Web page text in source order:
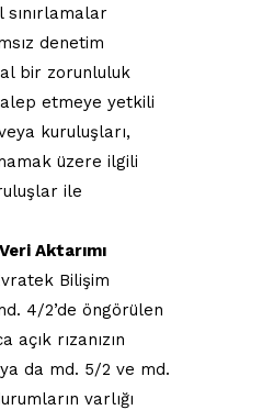
sınırlamalar
denetim
bir zorunluluk
etmeye yetkili
kuruluşları,
üzere ilgili
ile
Aktarımı
Bilişim
4/2’de öngörülen
açık rızanızın
da md. 5/2 ve md.
varlığı